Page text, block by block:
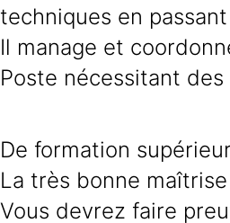
techniques en
Il manage et
Poste nécessitant
De formation
La très bonne
Vous devrez faire